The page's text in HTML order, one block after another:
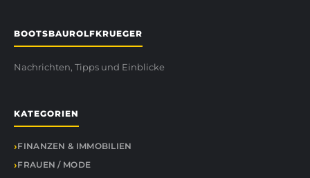
BOOTSBAUROLFKRUEGER
Nachrichten, Tipps und Einblicke
KATEGORIEN
FINANZEN & IMMOBILIEN
FRAUEN / MODE